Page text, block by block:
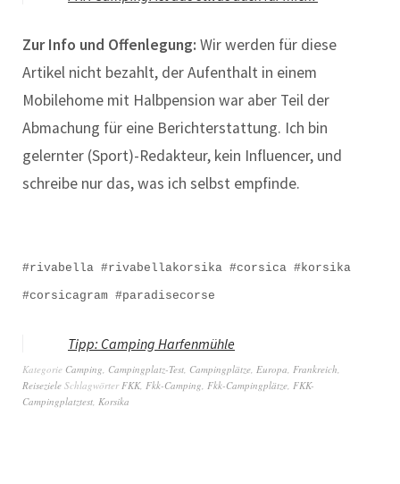
Zur Info und Offenlegung: Wir werden für diese
Artikel nicht bezahlt, der Aufenthalt in einem
Mobilehome mit Halbpension war aber Teil der
Abmachung für eine Berichterstattung. Ich bin
gelernter (Sport)-Redakteur, kein Influencer, und
schreibe nur das, was ich selbst empfinde.
#rivabella #rivabellakorsika #corsica #korsika
#corsicagram #paradisecorse
Tipp: Camping Harfenmühle
Kategorie Camping, Campingplatz-Test, Campingplätze, Europa, Frankreich,
Reiseziele SchlagwörterFKK, Fkk-Camping, Fkk-Campingplätze, FKK-
Campingplatztest, Korsika